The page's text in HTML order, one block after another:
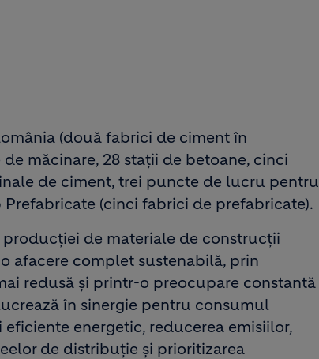
(două fabrici de ciment în
măcinare, 28 stații de betoane, cinci
de ciment, trei puncte de lucru pentru
(cinci fabrici de prefabricate).
de materiale de construcții
afacere complet sustenabilă, prin
redusă și printr-o preocupare constantă
în sinergie pentru consumul
energetic, reducerea emisiilor,
de distribuție și prioritizarea